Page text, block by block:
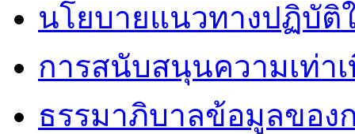
นโยบายแนวทางปฏิบัติ
การสนับสนุนความเท่า
ธรรมาภิบาลข้อมูลของ